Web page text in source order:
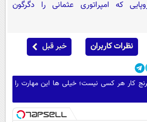
که امپراتوری عثمانی را دگرگون
نظرات کاربران خبر قبل
کار هر کسی نیست؛ خیلی ها این مهارت را